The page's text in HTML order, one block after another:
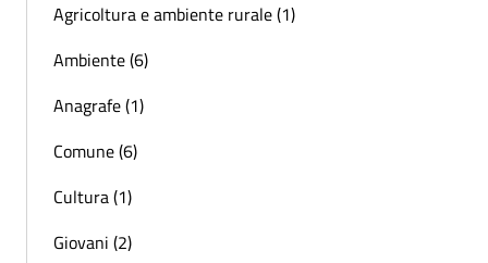
Agricoltura e ambiente rurale (1)
Ambiente (6)
Anagrafe (1)
Comune (6)
Cultura (1)
Giovani (2)